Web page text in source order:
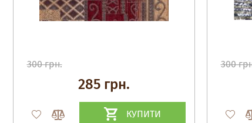
300 грн.
285 грн.
КУПИТИ
300